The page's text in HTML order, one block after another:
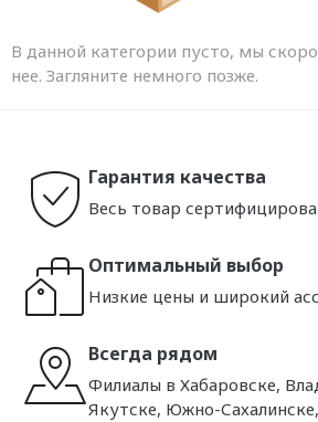
В данной категории пусто, мы
нее. Загляните немного позже.
Гарантия качества
Весь товар
Оптимальный выбор
Низкие цены и широкий
Всегда рядом
Филиалы в Хабаровске,
Якутске, Южно-